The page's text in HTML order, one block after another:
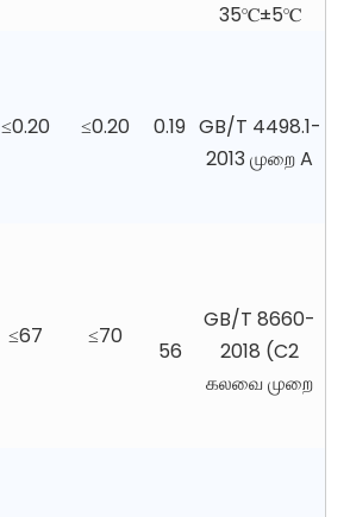
35℃±5℃
≤0.20 ≤0.20 0.19 GB/T 4498.1-
2013 முறை A
≤67 ≤70
56
GB/T 8660-
2018 (C2
கலவை முறை